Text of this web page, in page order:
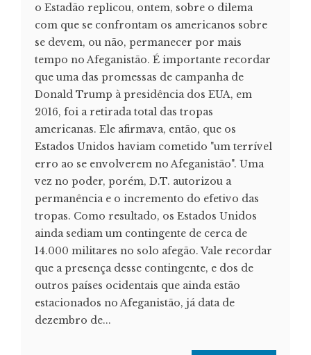
o Estadão replicou, ontem, sobre o dilema
com que se confrontam os americanos sobre
se devem, ou não, permanecer por mais
tempo no Afeganistão. É importante recordar
que uma das promessas de campanha de
Donald Trump à presidência dos EUA, em
2016, foi a retirada total das tropas
americanas. Ele afirmava, então, que os
Estados Unidos haviam cometido "um terrível
erro ao se envolverem no Afeganistão". Uma
vez no poder, porém, D.T. autorizou a
permanência e o incremento do efetivo das
tropas. Como resultado, os Estados Unidos
ainda sediam um contingente de cerca de
14.000 militares no solo afegão. Vale recordar
que a presença desse contingente, e dos de
outros países ocidentais que ainda estão
estacionados no Afeganistão, já data de
dezembro de...